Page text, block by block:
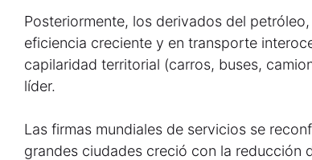
Posteriormente, los derivados del
eficiencia creciente y en transporte
capilaridad territorial (carros, buses,
líder.
Las firmas mundiales de servicios se
grandes ciudades creció con la reducción